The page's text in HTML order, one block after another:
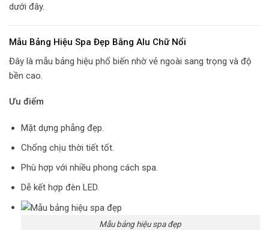
dưới đây.
Mẫu Bảng Hiệu Spa Đẹp Bằng Alu Chữ Nổi
Đây là mẫu bảng hiệu phổ biến nhờ vẻ ngoài sang trọng và độ
bền cao.
Ưu điểm
Mặt dựng phẳng đẹp.
Chống chịu thời tiết tốt.
Phù hợp với nhiều phong cách spa.
Dễ kết hợp đèn LED.
Mẫu bảng hiệu spa đẹp